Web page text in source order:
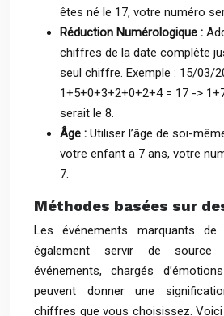
êtes né le 17, votre numéro
Réduction Numérologique :
chiffres de la date complète
seul chiffre. Exemple : 15/03/
1+5+0+3+2+0+2+4 = 17 ->
serait le 8.
Âge : Utiliser l’âge de soi-
votre enfant a 7 ans, votre
7.
Méthodes basées sur
Les événements marquants
également servir de source
événements, chargés
peuvent donner une
chiffres que vous choisissez. Voici